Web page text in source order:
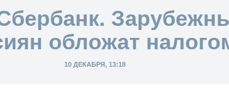
обложат
10 ДЕКАБРЯ, 13:18